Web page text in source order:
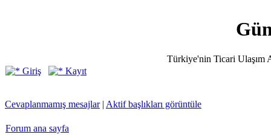
Türkiye'nin Ticari Ulaşım
Giriş
Kayıt
Cevaplanmamış mesajlar| Aktif başlıkları görüntüle
Forum ana sayfa